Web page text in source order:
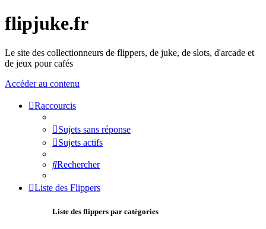
flipjuke.fr
Le site des collectionneurs de flippers, de juke, de slots, d'arcade et
de jeux pour cafés
Accéder au contenu
Raccourcis
Sujets sans réponse
Sujets actifs
Rechercher
Liste des Flippers
Liste des flippers par catégories